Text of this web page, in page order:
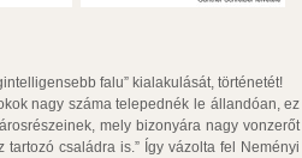
falu” kialakulását, történetét!
nagy száma telepednék le állandóan, ez
mely bizonyára nagy vonzerőt
családra is.” Így vázolta fel Neményi